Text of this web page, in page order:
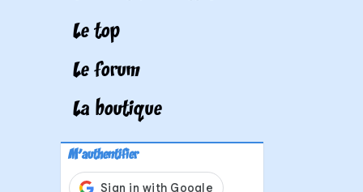
Le top
Le forum
La boutique
M'authentifier